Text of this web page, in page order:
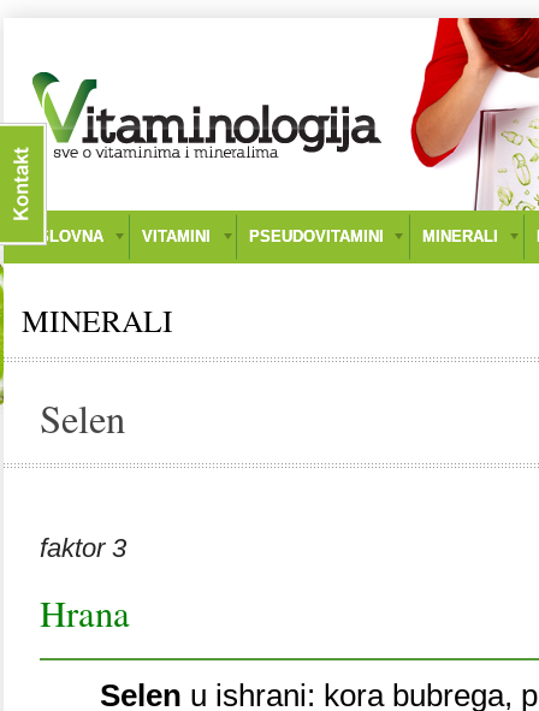
NASLOVNA VITAMINI PSEUDOVITAMINI MINERALI
MINERALI
Selen
faktor 3
Hrana
Selen u ishrani: kora bubrega,